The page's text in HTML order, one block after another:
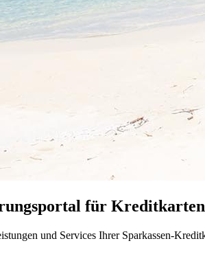
für
und Services Ihrer Sparkassen-